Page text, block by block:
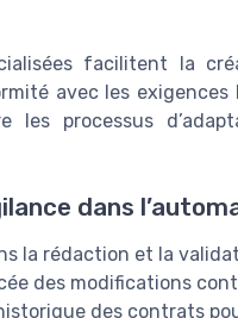
facilitent la
avec les exigences
les processus
dans
la rédaction et la
des modifications
des contrats